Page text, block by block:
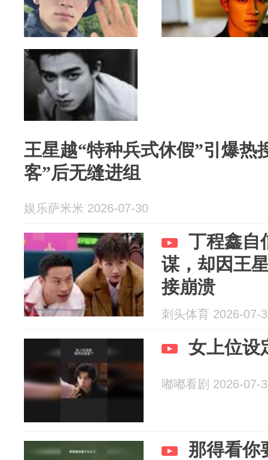
王星越“特种兵式休假”引爆热
客”后无缝进组
娱乐萨米米 2026-07-30
丁程鑫自
谋，却因王
接崩溃
刺头体育 2026-07-
女上位设
嘟嘟看剧 2026-07-
那得看你